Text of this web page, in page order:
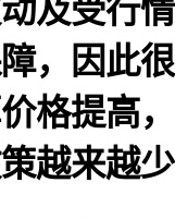
及受行
，因此
格提高
越来越